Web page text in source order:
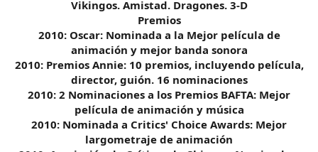
Vikingos. Amistad. Dragones. 3-D
Premios
2010: Oscar: Nominada a la Mejor película de
animación y mejor banda sonora
2010: Premios Annie: 10 premios, incluyendo película,
director, guión. 16 nominaciones
2010: 2 Nominaciones a los Premios BAFTA: Mejor
película de animación y música
2010: Nominada a Critics' Choice Awards: Mejor
largometraje de animación